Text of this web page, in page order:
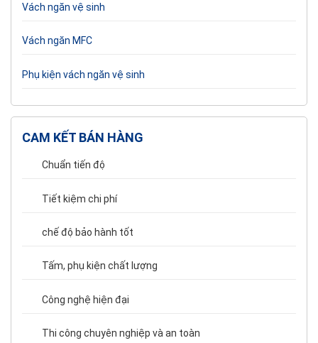
Vách ngăn vệ sinh
Vách ngăn MFC
Phụ kiện vách ngăn vệ sinh
CAM KẾT BÁN HÀNG
Chuẩn tiến độ
Tiết kiệm chi phí
chế độ bảo hành tốt
Tấm, phụ kiện chất lượng
Công nghệ hiện đại
Thi công chuyên nghiệp và an toàn